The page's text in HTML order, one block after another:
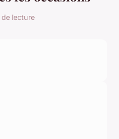
lecture